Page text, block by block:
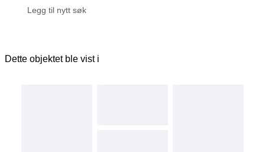
Dette objektet ble vist i